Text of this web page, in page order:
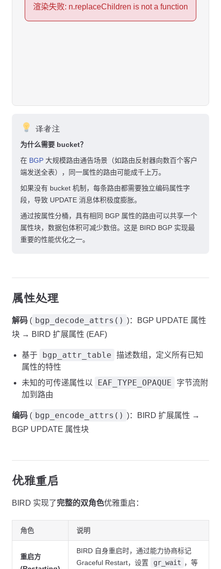
渲染失败: n.replaceChildren is not a function
译者注
为什么需要 bucket？
在 BGP 大规模路由通告场景（如路由反射器向数百个客户
端发送全表），同一属性的路由可能成千上万。
如果没有 bucket 机制，每条路由都需要独立编码属性字
段，导致 UPDATE 消息体积极度膨胀。
通过按属性分桶，具有相同 BGP 属性的路由可以共享一个
属性块，数据包体积可减少数倍。这是 BIRD BGP 实现最
重要的性能优化之一。
属性处理
解码 ( bgp_decode_attrs() )：BGP UPDATE 属性
块 → BIRD 扩展属性 (EAF)
基于 bgp_attr_table
描述数组，定义所有已知
属性的特性
未知的可传递属性以
EAF_TYPE_OPAQUE
字节流附
加到路由
编码 ( bgp_encode_attrs() )：BIRD 扩展属性 →
BGP UPDATE 属性块
优雅重启
BIRD 实现了完整的双角色优雅重启：
角色 说明
重启方
BIRD 自身重启时，通过能力协商标记
Graceful Restart，设置
gr_wait ，等